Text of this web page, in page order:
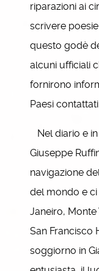
riparazioni ai
scrivere
questo godè
alcuni ufficiali
fornirono
Paesi
Nel diario e
Giuseppe
navigazione
del mondo e ci
Janeiro,
San Francisco
soggiorno in